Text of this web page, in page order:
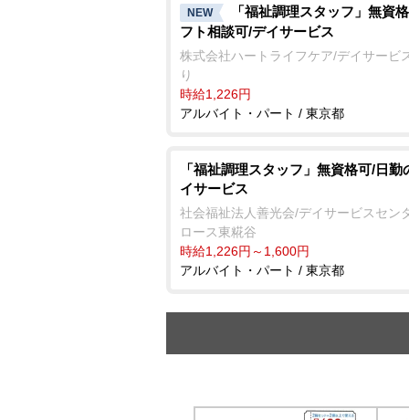
NEW
「福祉調理スタッフ」無資
フト相談可/デイサービス
株式会社ハートライフケア/デイサービ
り
時給1,226円
アルバイト・パート / 東京都
「福祉調理スタッフ」無資格可/日勤
イサービス
社会福祉法人善光会/デイサービスセン
ロース東糀谷
時給1,226円～1,600円
アルバイト・パート / 東京都